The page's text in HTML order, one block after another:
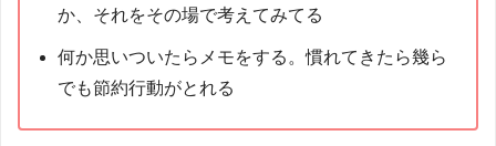
か、それをその場で考えてみてる
何か思いついたらメモをする。慣れてきたら幾ら
でも節約行動がとれる